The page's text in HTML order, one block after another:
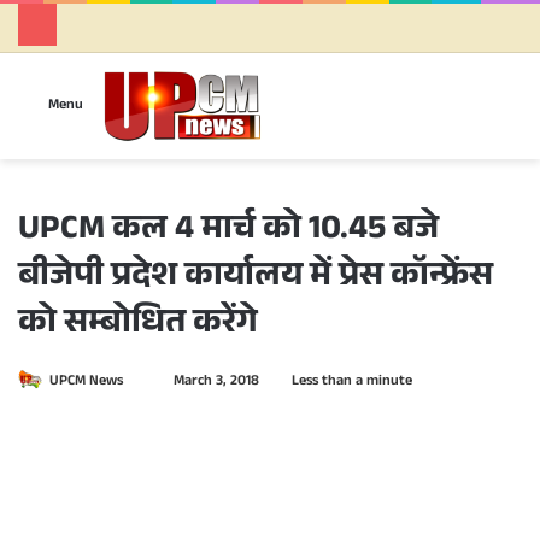
Menu
UPCM कल 4 मार्च को 10.45 बजे
बीजेपी प्रदेश कार्यालय में प्रेस कॉन्फ्रेंस
को सम्बोधित करेंगे
UPCM News March 3, 2018 Less than a minute